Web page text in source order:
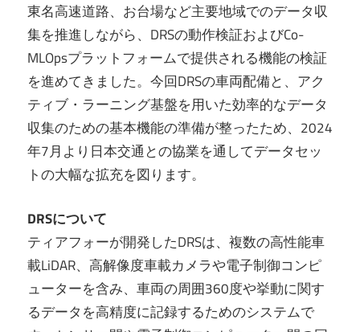
東名高速道路、お台場など主要地域でのデータ収
集を推進しながら、DRSの動作検証およびCo-
MLOpsプラットフォームで提供される機能の検証
を進めてきました。今回DRSの車両配備と、アク
ティブ・ラーニング基盤を用いた効率的なデータ
収集のための基本機能の準備が整ったため、2024
年7月より日本交通との協業を通してデータセッ
トの大幅な拡充を図ります。
DRSについて
ティアフォーが開発したDRSは、複数の高性能車
載LiDAR、高解像度車載カメラや電子制御コンピ
ューターを含み、車両の周囲360度や挙動に関す
るデータを高精度に記録するためのシステムで